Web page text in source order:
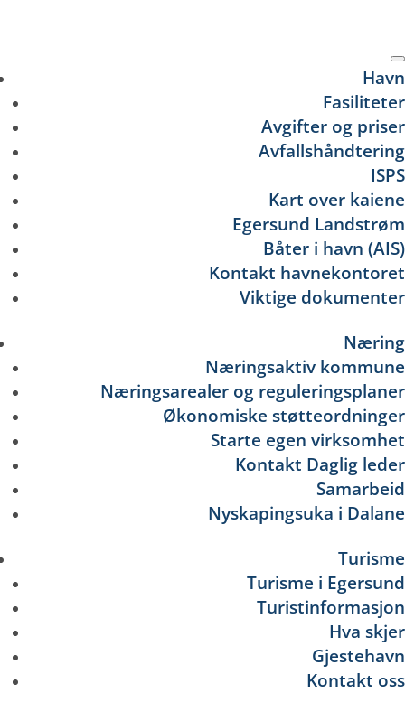
Havn
Fasiliteter
Avgifter og priser
Avfallshåndtering
ISPS
Kart over kaiene
Egersund Landstrøm
Båter i havn (AIS)
Kontakt havnekontoret
Viktige dokumenter
Næring
Næringsaktiv kommune
Næringsarealer og reguleringsplaner
Økonomiske støtteordninger
Starte egen virksomhet
Kontakt Daglig leder
Samarbeid
Nyskapingsuka i Dalane
Turisme
Turisme i Egersund
Turistinformasjon
Hva skjer
Gjestehavn
Kontakt oss